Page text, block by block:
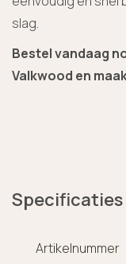
slag.
Bestel vandaag
Valkwood en
Specificaties
Artikelnummer